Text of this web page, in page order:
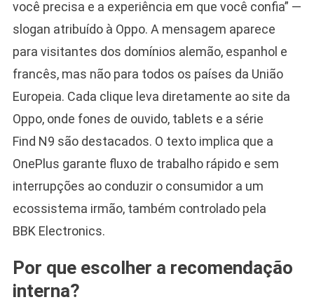
você precisa e a experiência em que você confia” —
slogan atribuído à Oppo. A mensagem aparece
para visitantes dos domínios alemão, espanhol e
francês, mas não para todos os países da União
Europeia. Cada clique leva diretamente ao site da
Oppo, onde fones de ouvido, tablets e a série
Find N9 são destacados. O texto implica que a
OnePlus garante fluxo de trabalho rápido e sem
interrupções ao conduzir o consumidor a um
ecossistema irmão, também controlado pela
BBK Electronics.
Por que escolher a recomendação
interna?